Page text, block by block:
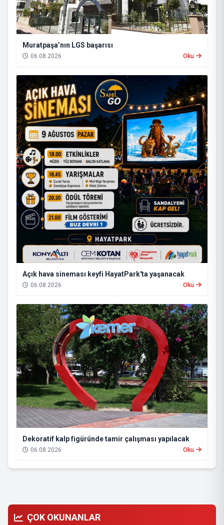
Muratpaşa’nın LGS başarısı
06.08.2026 Oku
Açık hava sineması keyfi HayatPark'ta yaşanacak
06.08.2026 Oku
Dekoratif kalp figüründe tamir çalışması yapılacak
06.08.2026 Oku
ÇOK OKUNANLAR